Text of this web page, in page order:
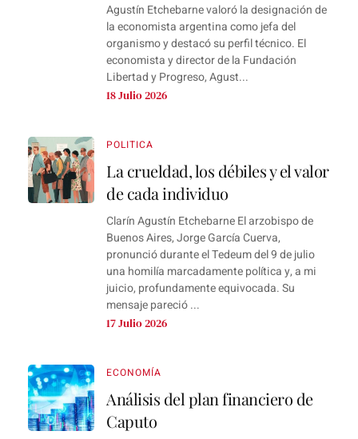
Agustín Etchebarne valoró la designación de
la economista argentina como jefa del
organismo y destacó su perfil técnico. El
economista y director de la Fundación
Libertad y Progreso, Agust...
18 Julio 2026
POLITICA
La crueldad, los débiles y el valor
de cada individuo
Clarín Agustín Etchebarne El arzobispo de
Buenos Aires, Jorge García Cuerva,
pronunció durante el Tedeum del 9 de julio
una homilía marcadamente política y, a mi
juicio, profundamente equivocada. Su
mensaje pareció ...
17 Julio 2026
ECONOMÍA
Análisis del plan financiero de
Caputo